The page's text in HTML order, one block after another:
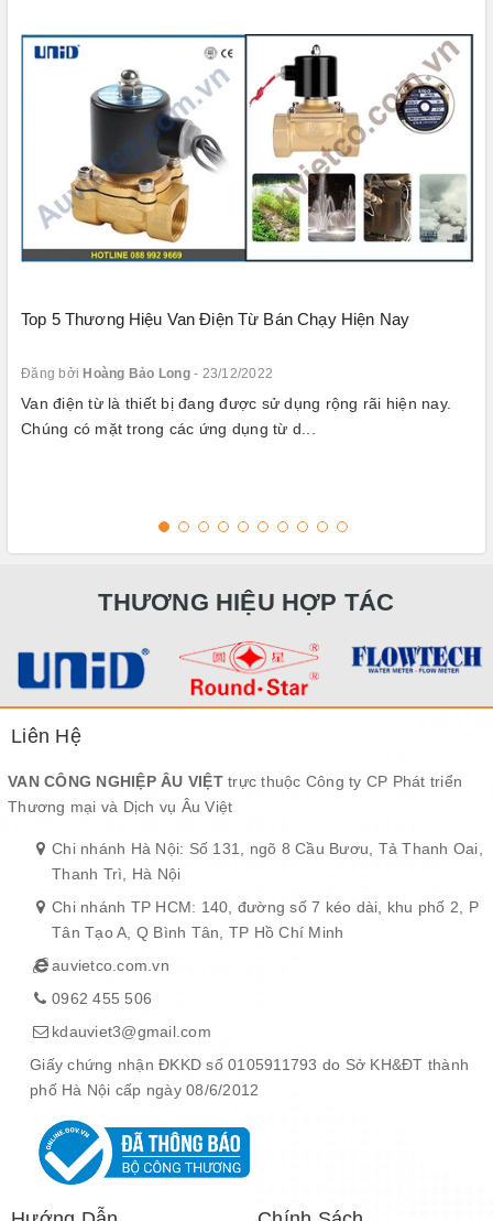
Top 5 Thương Hiệu Van Điện Từ Bán Chạy Hiện Nay
Đăng bởi Hoàng Bảo Long- 23/12/2022
Van điện từ là thiết bị đang được sử dụng rộng rãi hiện nay.
Chúng có mặt trong các ứng dụng từ d...
THƯƠNG HIỆU HỢP TÁC
Liên Hệ
VAN CÔNG NGHIỆP ÂU VIỆTtrực thuộc Công ty CP Phát triển
Thương mại và Dịch vụ Âu Việt
Chi nhánh Hà Nội: Số 131, ngõ 8 Cầu Bươu, Tả Thanh Oai,
Thanh Trì, Hà Nội
Chi nhánh TP HCM: 140, đường số 7 kéo dài, khu phố 2, P
Tân Tạo A, Q Bình Tân, TP Hồ Chí Minh
auvietco.com.vn
0962 455 506
kdauviet3@gmail.com
Giấy chứng nhận ĐKKD số 0105911793 do Sở KH&ĐT thành
phố Hà Nội cấp ngày 08/6/2012